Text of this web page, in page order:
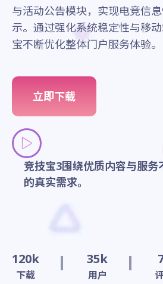
与活动公告模块，实现电竞信
示。通过强化系统稳定性与移
宝不断优化整体门户服务体验。
立即下载
竞技宝3围绕优质内容与服务
的真实需求。
120k
下载
35k
用户